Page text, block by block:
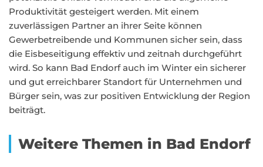
Produktivität gesteigert werden. Mit einem
zuverlässigen Partner an ihrer Seite können
Gewerbetreibende und Kommunen sicher sein, dass
die Eisbeseitigung effektiv und zeitnah durchgeführt
wird. So kann Bad Endorf auch im Winter ein sicherer
und gut erreichbarer Standort für Unternehmen und
Bürger sein, was zur positiven Entwicklung der Region
beiträgt.
Weitere Themen in Bad Endorf